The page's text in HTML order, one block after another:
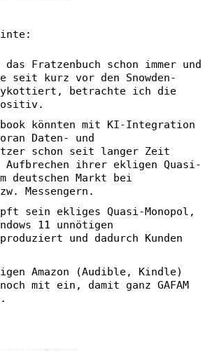
Fratzenbuch schon immer und
seit kurz vor den Snowden-
betrachte ich die
könnten mit KI-Integration
Daten- und
schon seit langer Zeit
ihrer ekligen Quasi-
deutschen Markt bei
Messengern.
sein ekliges Quasi-Monopol,
11 unnötigen
und dadurch Kunden
Amazon (Audible, Kindle)
mit ein, damit ganz GAFAM